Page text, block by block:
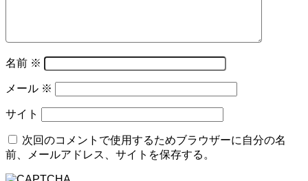
名前 ※
メール ※
サイト
次回のコメントで使用するためブラウザーに自分の名
前、メールアドレス、サイトを保存する。